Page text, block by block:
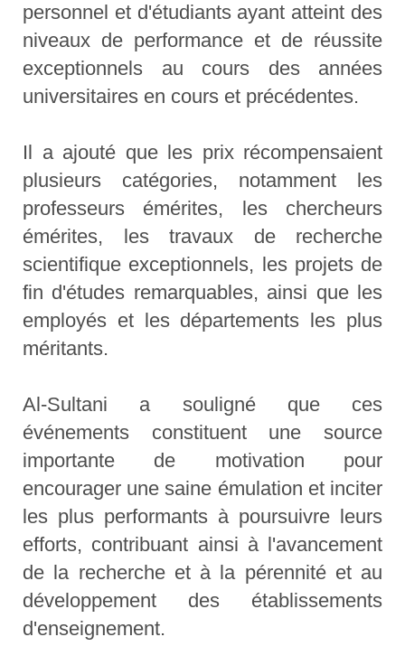
personnel et d'étudiants ayant atteint des
niveaux de performance et de réussite
exceptionnels au cours des années
universitaires en cours et précédentes.
Il a ajouté que les prix récompensaient
plusieurs catégories, notamment les
professeurs émérites, les chercheurs
émérites, les travaux de recherche
scientifique exceptionnels, les projets de
fin d'études remarquables, ainsi que les
employés et les départements les plus
méritants.
Al-Sultani a souligné que ces
événements constituent une source
importante de motivation pour
encourager une saine émulation et inciter
les plus performants à poursuivre leurs
efforts, contribuant ainsi à l'avancement
de la recherche et à la pérennité et au
développement des établissements
d'enseignement.